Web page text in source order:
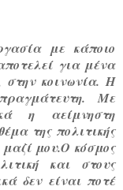
με κάποιο
για μένα
στην κοινωνία.Η
. Με
η αείμνηστη
της πολιτικής
μου.Ο κόσμος
και στους
δεν είναι ποτέ